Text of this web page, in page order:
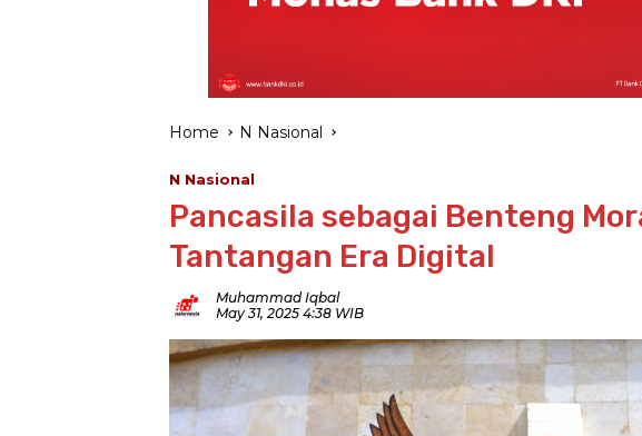
Home N Nasional
N Nasional
Pancasila sebagai Benteng
Tantangan Era Digital
Muhammad Iqbal
May 31, 2025 4:38 WIB